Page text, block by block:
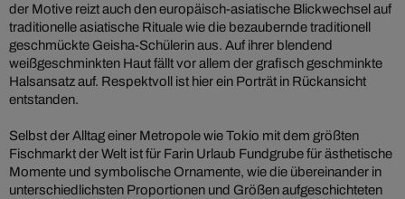
der Motive reizt auch den europäisch-asiatische Blickwechsel auf
traditionelle asiatische Rituale wie die bezaubernde traditionell
geschmückte Geisha-Schülerin aus. Auf ihrer blendend
weißgeschminkten Haut fällt vor allem der grafisch geschminkte
Halsansatz auf. Respektvoll ist hier ein Porträt in Rückansicht
entstanden.
Selbst der Alltag einer Metropole wie Tokio mit dem größten
Fischmarkt der Welt ist für Farin Urlaub Fundgrube für ästhetische
Momente und symbolische Ornamente, wie die übereinander in
unterschiedlichsten Proportionen und Größen aufgeschichteten